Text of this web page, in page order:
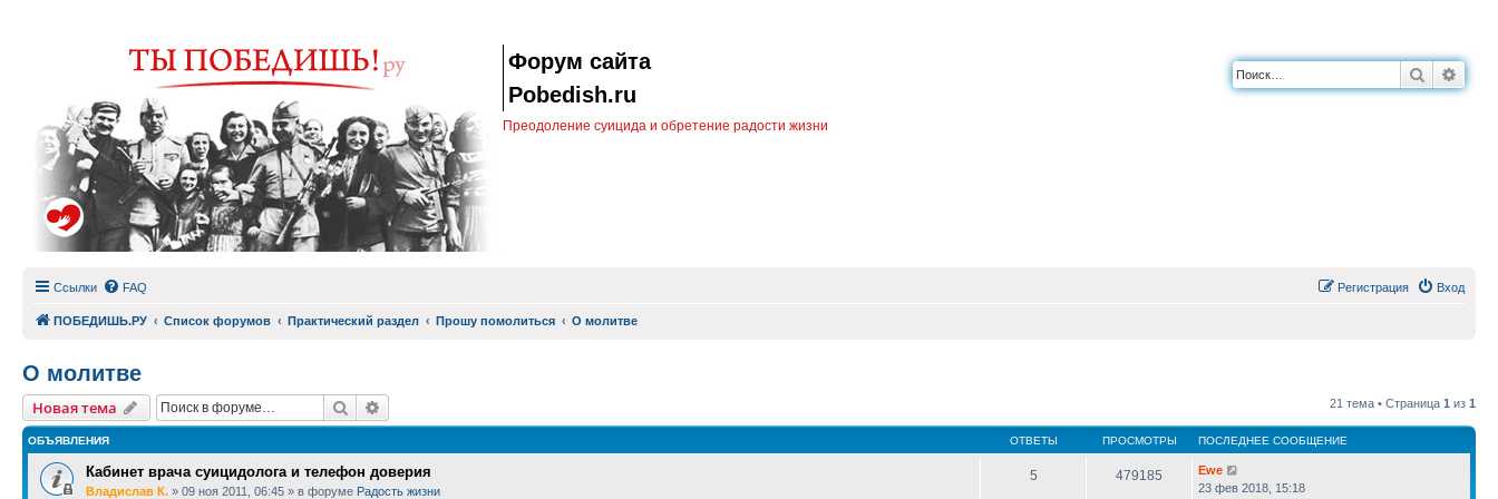
Форум сайта
Pobedish.ru
Преодоление суицида и обретение радости жизни
Поиск
Ссылки FAQ Вход
Регистрация
ПОБЕДИШЬ.РУ Список форумов Практический раздел Прошу помолиться О молитве
О молитве
Новая тема Поиск 21 тема • Страница 1 из 1
ОБЪЯВЛЕНИЯ ОТВЕТЫ ПРОСМОТРЫ ПОСЛЕДНЕЕ СООБЩЕНИЕ
Кабинет врача суицидолога и телефон доверия
Владислав К. » 09 ноя 2011, 06:45 » в форуме Радость жизни
5 479185
Ewe
23 фев 2018, 15:18